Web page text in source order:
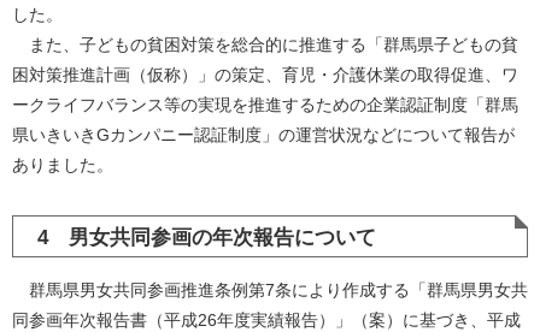
した。
また、子どもの貧困対策を総合的に推進する「群馬県子どもの貧
困対策推進計画（仮称）」の策定、育児・介護休業の取得促進、ワ
ークライフバランス等の実現を推進するための企業認証制度「群馬
県いきいきGカンパニー認証制度」の運営状況などについて報告が
ありました。
4 男女共同参画の年次報告について
群馬県男女共同参画推進条例第7条により作成する「群馬県男女共
同参画年次報告書（平成26年度実績報告）」（案）に基づき、平成